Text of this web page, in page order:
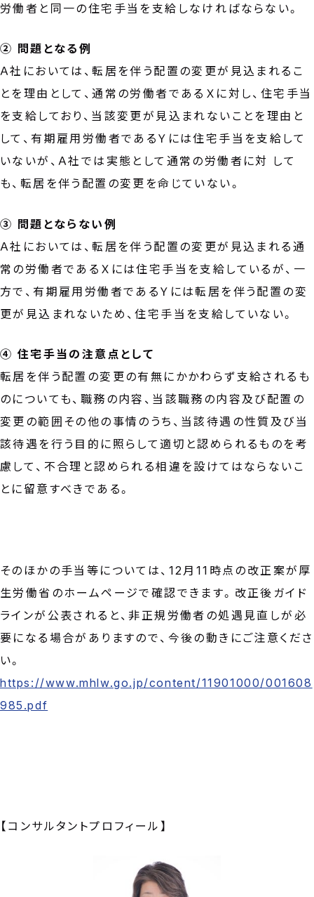
労働者と同一の住宅手当を支給しなければならない。
② 問題となる例
Ａ社においては、転居を伴う配置の変更が見込まれるこ
とを理由として、通常の労働者であるＸに対し、住宅手当
を支給しており、当該変更が見込まれないことを理由と
して、有期雇用労働者であるＹには住宅手当を支給して
いないが、Ａ社では実態として通常の労働者に対 して
も、転居を伴う配置の変更を命じていない。
③ 問題とならない例
Ａ社においては、転居を伴う配置の変更が見込まれる通
常の労働者であるＸには住宅手当を支給しているが、一
方で、有期雇用労働者であるＹには転居を伴う配置の変
更が見込まれないため、住宅手当を支給していない。
④ 住宅手当の注意点として
転居を伴う配置の変更の有無にかかわらず支給されるも
のについても、職務の内容、当該職務の内容及び配置の
変更の範囲その他の事情のうち、当該待遇の性質及び当
該待遇を行う目的に照らして適切と認められるものを考
慮して、不合理と認められる相違を設けてはならないこ
とに留意すべきである。
そのほかの手当等については、12月11時点の改正案が厚
生労働省のホームページで確認できます。改正後ガイド
ラインが公表されると、非正規労働者の処遇見直しが必
要になる場合がありますので、今後の動きにご注意くださ
い。
https://www.mhlw.go.jp/content/11901000/001608
985.pdf
【コンサルタントプロフィール】